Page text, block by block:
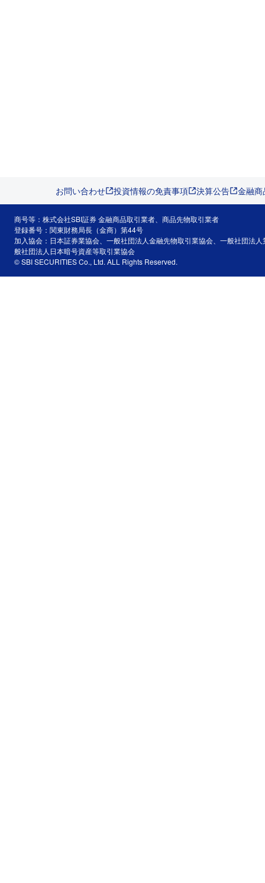
お問い合わせ 投資情報の免責事項 決算公告 金融
商号等：株式会社SBI証券 金融商品取引業者、商品先物取引業者
登録番号：関東財務局長（金商）第44号
加入協会：日本証券業協会、一般社団法人金融先物取引業協会、一般社団法
般社団法人日本暗号資産等取引業協会
© SBI SECURITIES Co., Ltd. ALL Rights Reserved.